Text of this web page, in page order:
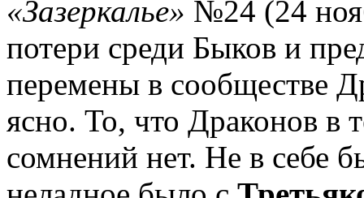
«Зазеркалье» №24 (24
потери среди Быков и
перемены в сообществе
ясно. То, что Драконов в
сомнений нет. Не в себе